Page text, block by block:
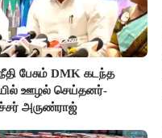
பேசும் DMK கடந்த
ஊழல் செய்தனர்-
அருண்ராஜ்